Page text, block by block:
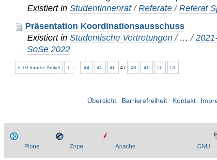
Existiert in Studentinnenrat /Referate /Referat
Präsentation Koordinationsausschuss
Existiert in Studentische Vertretungen / …/
SoSe 2022
« 10 frühere Artikel 1 44 45 46 47 48 49 50 51
Übersicht Barrierefreiheit Kontakt
Plone Zope Apache GNU